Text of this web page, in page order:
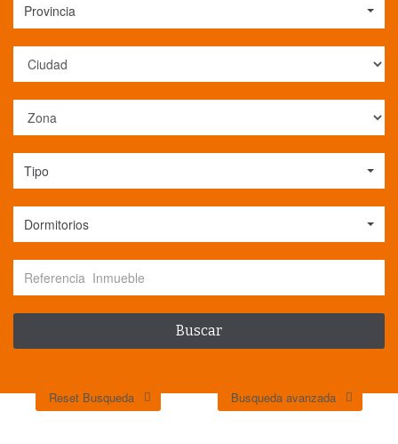
Provincia
Tipo
Dormitorios
Busqueda avanzada
Reset Busqueda